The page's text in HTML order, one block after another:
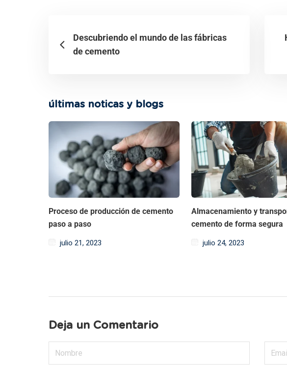
Descubriendo el mundo de las fábricas
de cemento
últimas noticas y blogs
Proceso de producción de cemento
paso a paso
julio 21, 2023
Almacenamiento y
cemento de forma segura
julio 24, 2023
Deja un Comentario